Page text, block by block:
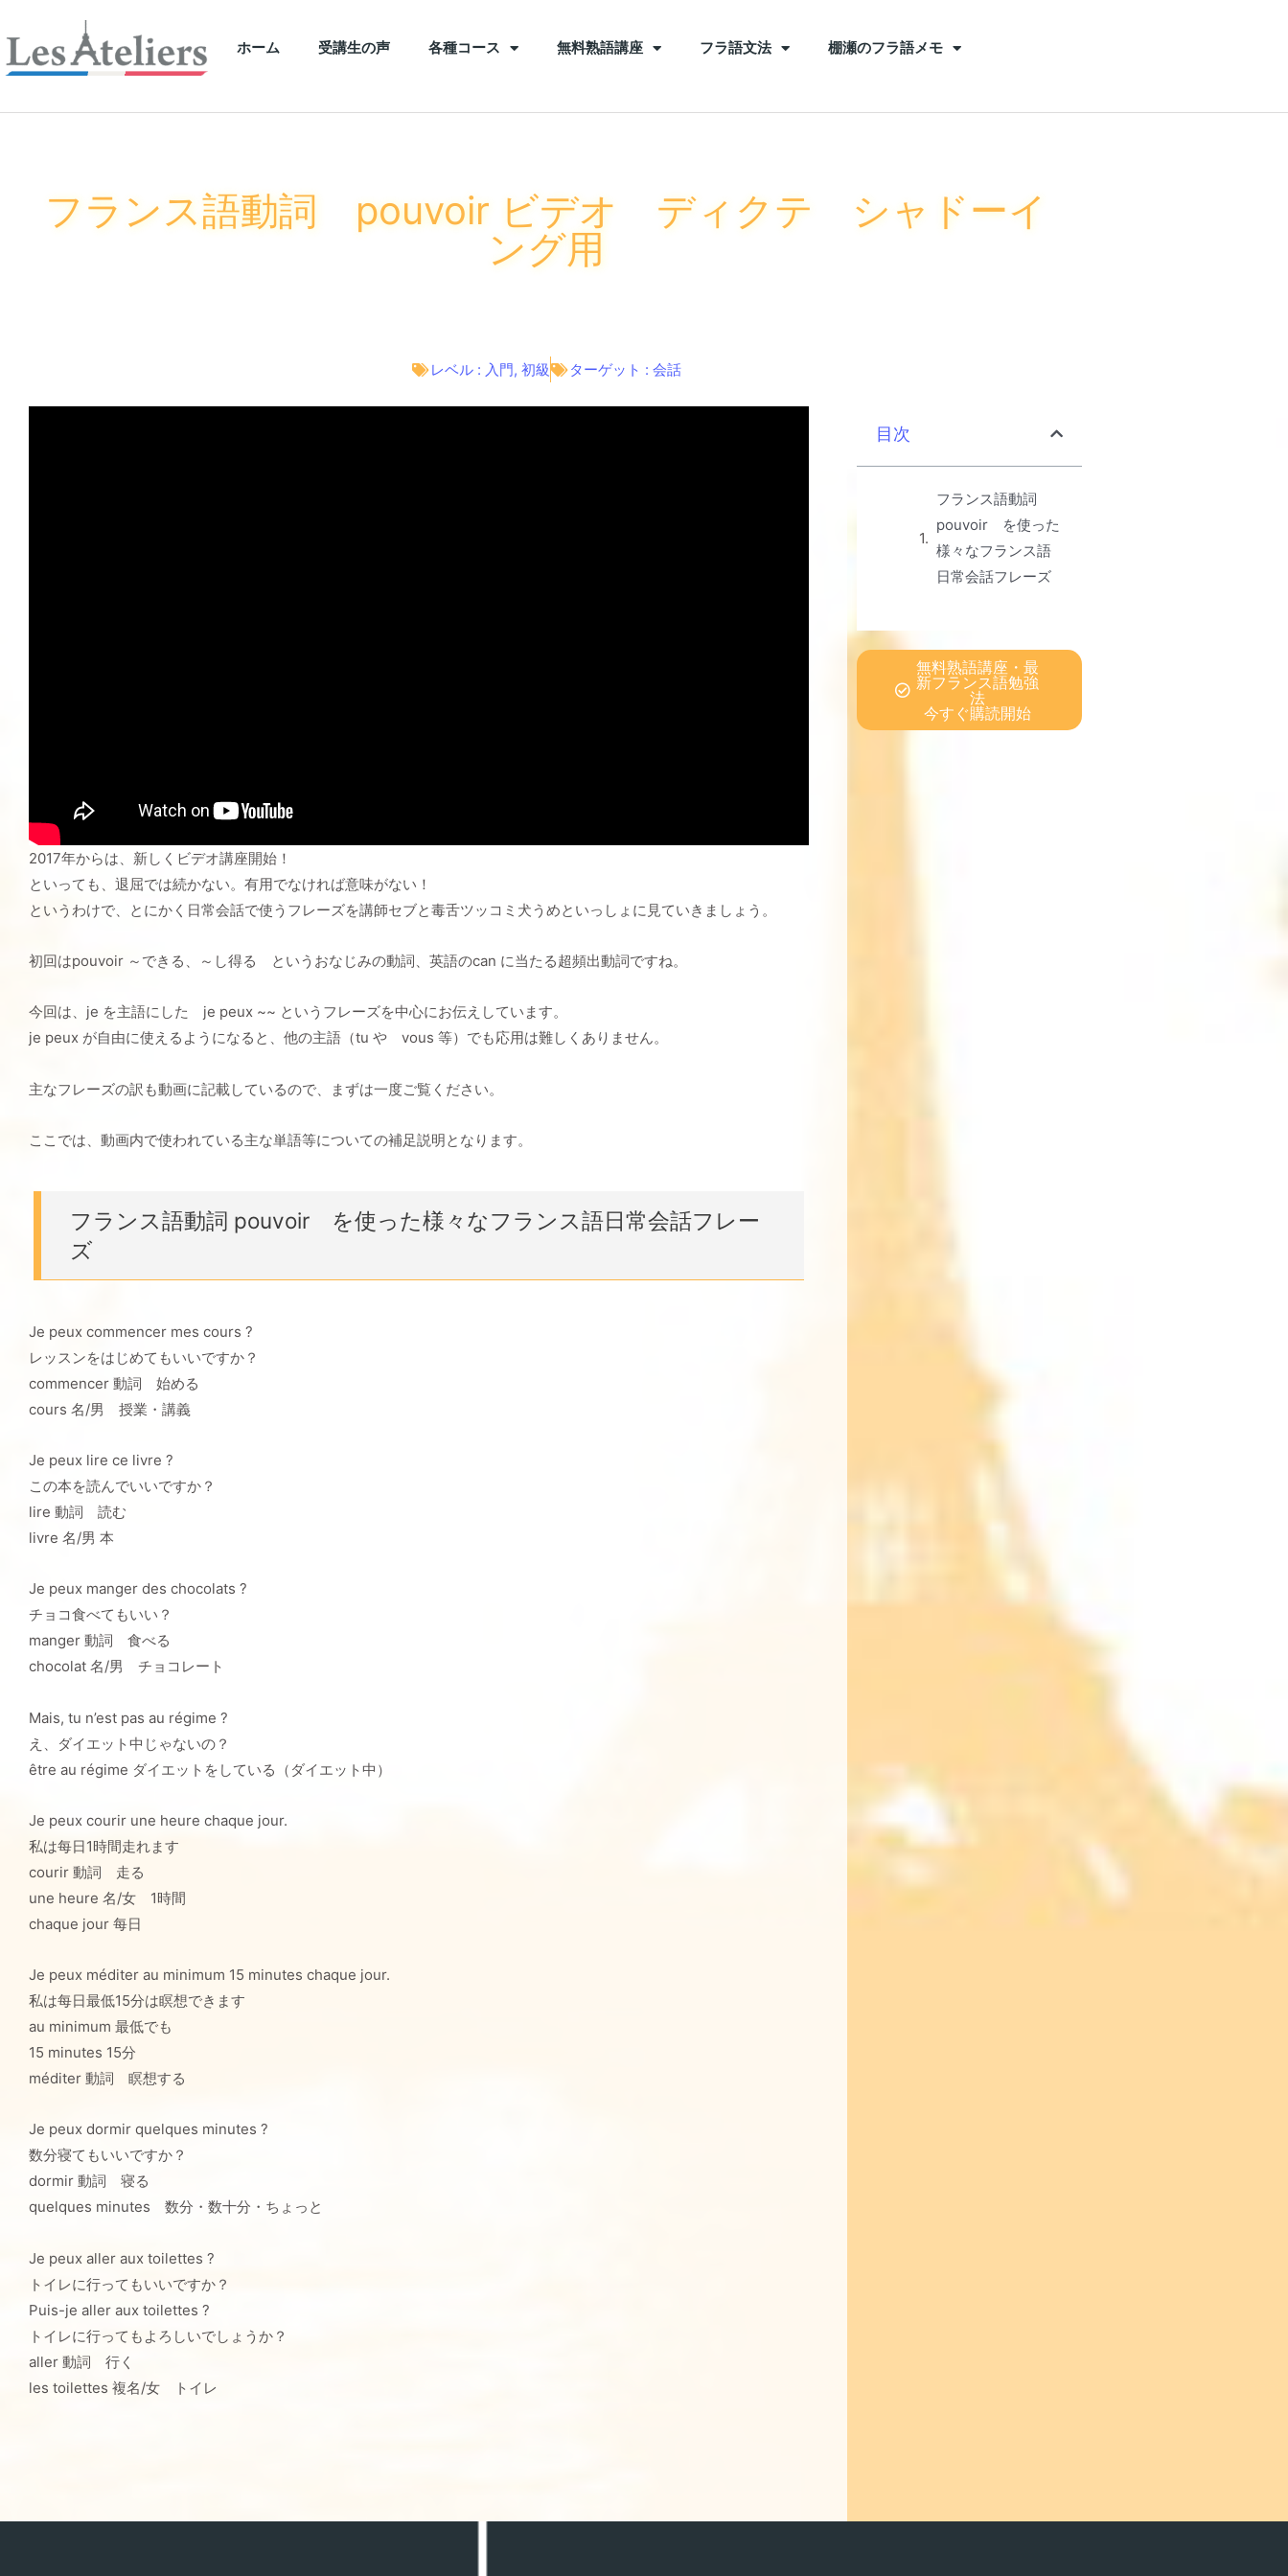
ホーム 受講生の声 各種コース 無料熟語講座 フラ語文法 棚瀬のフラ語メモ
フランス語動詞 pouvoir ビデオ ディクテ シャドーイ
ング用
レベル : 入門, 初級 ターゲット : 会話
2017年からは、新しくビデオ講座開始！
といっても、退屈では続かない。有用でなければ意味がない！
というわけで、とにかく日常会話で使うフレーズを講師セブと毒舌ツッコミ犬うめといっしょに見ていきましょう。
初回はpouvoir ～できる、～し得る というおなじみの動詞、英語のcan に当たる超頻出動詞ですね。
今回は、je を主語にした je peux ~~ というフレーズを中心にお伝えしています。
je peux が自由に使えるようになると、他の主語（tu や vous 等）でも応用は難しくありません。
主なフレーズの訳も動画に記載しているので、まずは一度ご覧ください。
ここでは、動画内で使われている主な単語等についての補足説明となります。
フランス語動詞 pouvoir を使った様々なフランス語日常会話フレー
ズ
Je peux commencer mes cours ?
レッスンをはじめてもいいですか？
commencer 動詞 始める
cours 名/男 授業・講義
Je peux lire ce livre ?
この本を読んでいいですか？
lire 動詞 読む
livre 名/男 本
Je peux manger des chocolats ?
チョコ食べてもいい？
manger 動詞 食べる
chocolat 名/男 チョコレート
Mais, tu n’est pas au régime ?
え、ダイエット中じゃないの？
être au régime ダイエットをしている（ダイエット中）
Je peux courir une heure chaque jour.
私は每日1時間走れます
courir 動詞 走る
une heure 名/女 1時間
chaque jour 每日
Je peux méditer au minimum 15 minutes chaque jour.
私は每日最低15分は瞑想できます
au minimum 最低でも
15 minutes 15分
méditer 動詞 瞑想する
Je peux dormir quelques minutes ?
数分寝てもいいですか？
dormir 動詞 寝る
quelques minutes 数分・数十分・ちょっと
Je peux aller aux toilettes ?
トイレに行ってもいいですか？
Puis-je aller aux toilettes ?
トイレに行ってもよろしいでしょうか？
aller 動詞 行く
les toilettes 複名/女 トイレ
目次
フランス語動詞
pouvoir を使った
様々なフランス語
日常会話フレーズ
無料熟語講座・最
新フランス語勉強
法
今すぐ購読開始